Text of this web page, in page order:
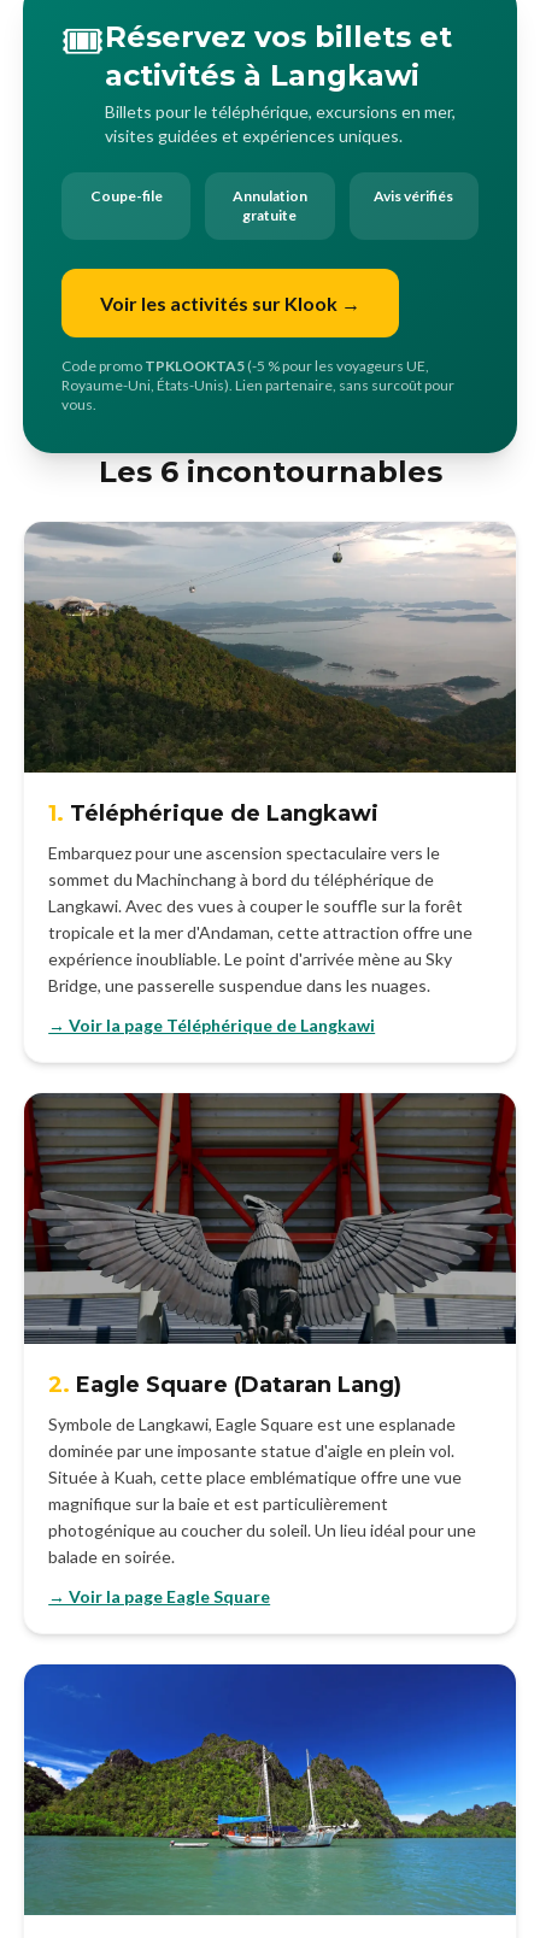
🎟️Réservez vos billets et
activités à Langkawi
Billets pour le téléphérique, excursions en mer,
visites guidées et expériences uniques.
Coupe-file
Annulation
gratuite
Avis vérifiés
Voir les activités sur Klook →
Code promo TPKLOOKTA5 (-5 % pour les voyageurs UE,
Royaume-Uni, États-Unis). Lien partenaire, sans surcoût pour
vous.
Les 6 incontournables
1. Téléphérique de Langkawi
Embarquez pour une ascension spectaculaire vers le
sommet du Machinchang à bord du téléphérique de
Langkawi. Avec des vues à couper le souffle sur la forêt
tropicale et la mer d'Andaman, cette attraction offre une
expérience inoubliable. Le point d'arrivée mène au Sky
Bridge, une passerelle suspendue dans les nuages.
→ Voir la page Téléphérique de Langkawi
2. Eagle Square (Dataran Lang)
Symbole de Langkawi, Eagle Square est une esplanade
dominée par une imposante statue d'aigle en plein vol.
Située à Kuah, cette place emblématique offre une vue
magnifique sur la baie et est particulièrement
photogénique au coucher du soleil. Un lieu idéal pour une
balade en soirée.
→ Voir la page Eagle Square